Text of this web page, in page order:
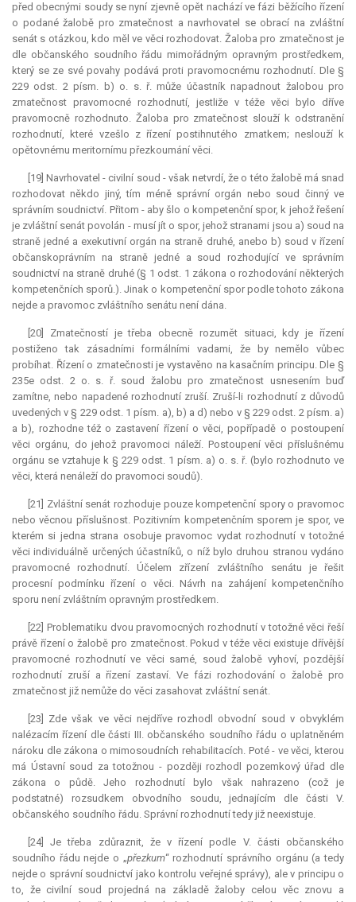
před obecnými soudy se nyní zjevně opět nachází ve fázi běžícího řízení
o podané žalobě pro zmatečnost a navrhovatel se obrací na zvláštní
senát s otázkou, kdo měl ve věci rozhodovat. Žaloba pro zmatečnost je
dle občanského soudního řádu mimořádným opravným prostředkem,
který se ze své povahy podává proti pravomocnému rozhodnutí. Dle §
229 odst. 2 písm. b) o. s. ř. může účastník napadnout žalobou pro
zmatečnost pravomocné rozhodnutí, jestliže v téže věci bylo dříve
pravomocně rozhodnuto. Žaloba pro zmatečnost slouží k odstranění
rozhodnutí, které vzešlo z řízení postihnutého zmatkem; neslouží k
opětovnému meritornímu přezkoumání věci.
[19] Navrhovatel - civilní soud - však netvrdí, že o této žalobě má snad
rozhodovat někdo jiný, tím méně správní orgán nebo soud činný ve
správním soudnictví. Přitom - aby šlo o kompetenční spor, k jehož řešení
je zvláštní senát povolán - musí jít o spor, jehož stranami jsou a) soud na
straně jedné a exekutivní orgán na straně druhé, anebo b) soud v řízení
občanskoprávním na straně jedné a soud rozhodující ve správním
soudnictví na straně druhé (§ 1 odst. 1 zákona o rozhodování některých
kompetenčních sporů.). Jinak o kompetenční spor podle tohoto zákona
nejde a pravomoc zvláštního senátu není dána.
[20] Zmatečností je třeba obecně rozumět situaci, kdy je řízení
postiženo tak zásadními formálními vadami, že by nemělo vůbec
probíhat. Řízení o zmatečnosti je vystavěno na kasačním principu. Dle §
235e odst. 2 o. s. ř. soud žalobu pro zmatečnost usnesením buď
zamítne, nebo napadené rozhodnutí zruší. Zruší-li rozhodnutí z důvodů
uvedených v § 229 odst. 1 písm. a), b) a d) nebo v § 229 odst. 2 písm. a)
a b), rozhodne též o zastavení řízení o věci, popřípadě o postoupení
věci orgánu, do jehož pravomoci náleží. Postoupení věci příslušnému
orgánu se vztahuje k § 229 odst. 1 písm. a) o. s. ř. (bylo rozhodnuto ve
věci, která nenáleží do pravomoci soudů).
[21] Zvláštní senát rozhoduje pouze kompetenční spory o pravomoc
nebo věcnou příslušnost. Pozitivním kompetenčním sporem je spor, ve
kterém si jedna strana osobuje pravomoc vydat rozhodnutí v totožné
věci individuálně určených účastníků, o níž bylo druhou stranou vydáno
pravomocné rozhodnutí. Účelem zřízení zvláštního senátu je řešit
procesní podmínku řízení o věci. Návrh na zahájení kompetenčního
sporu není zvláštním opravným prostředkem.
[22] Problematiku dvou pravomocných rozhodnutí v totožné věci řeší
právě řízení o žalobě pro zmatečnost. Pokud v téže věci existuje dřívější
pravomocné rozhodnutí ve věci samé, soud žalobě vyhoví, pozdější
rozhodnutí zruší a řízení zastaví. Ve fázi rozhodování o žalobě pro
zmatečnost již nemůže do věci zasahovat zvláštní senát.
[23] Zde však ve věci nejdříve rozhodl obvodní soud v obvyklém
nalézacím řízení dle části III. občanského soudního řádu o uplatněném
nároku dle zákona o mimosoudních rehabilitacích. Poté - ve věci, kterou
má Ústavní soud za totožnou - později rozhodl pozemkový úřad dle
zákona o půdě. Jeho rozhodnutí bylo však nahrazeno (což je
podstatné) rozsudkem obvodního soudu, jednajícím dle části V.
občanského soudního řádu. Správní rozhodnutí tedy již neexistuje.
[24] Je třeba zdůraznit, že v řízení podle V. části občanského
soudního řádu nejde o „přezkum“ rozhodnutí správního orgánu (a tedy
nejde o správní soudnictví jako kontrolu veřejné správy), ale v principu o
to, že civilní soud projedná na základě žaloby celou věc znovu a